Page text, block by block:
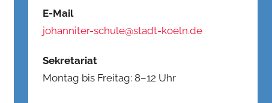
E-Mail
johanniter-schule@stadt-koeln.de
Sekretariat
Montag bis Freitag: 8–12 Uhr